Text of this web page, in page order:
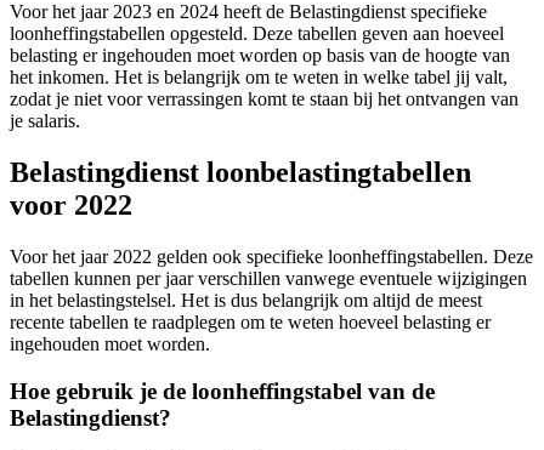
Voor het jaar 2023 en 2024 heeft de Belastingdienst specifieke
loonheffingstabellen opgesteld. Deze tabellen geven aan hoeveel
belasting er ingehouden moet worden op basis van de hoogte van
het inkomen. Het is belangrijk om te weten in welke tabel jij valt,
zodat je niet voor verrassingen komt te staan bij het ontvangen van
je salaris.
Belastingdienst loonbelastingtabellen
voor 2022
Voor het jaar 2022 gelden ook specifieke loonheffingstabellen. Deze
tabellen kunnen per jaar verschillen vanwege eventuele wijzigingen
in het belastingstelsel. Het is dus belangrijk om altijd de meest
recente tabellen te raadplegen om te weten hoeveel belasting er
ingehouden moet worden.
Hoe gebruik je de loonheffingstabel van de
Belastingdienst?